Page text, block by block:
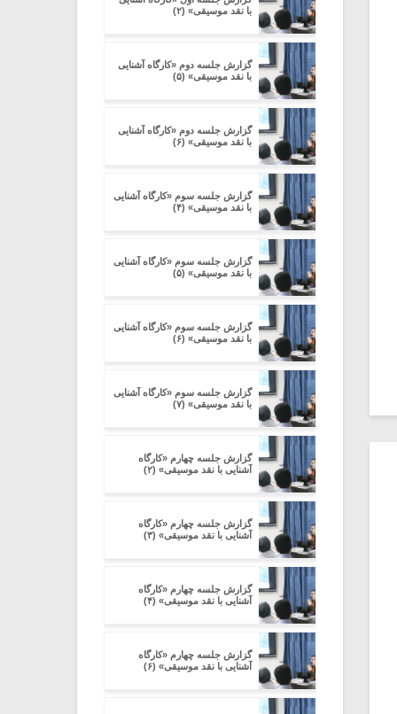
با نقد موسیقی» (۲)
گزارش جلسه دوم «کارگاه آشنایی
با نقد موسیقی» (۵)
گزارش جلسه دوم «کارگاه آشنایی
با نقد موسیقی» (۶)
گزارش جلسه سوم «کارگاه آشنایی
با نقد موسیقی» (۴)
گزارش جلسه سوم «کارگاه آشنایی
با نقد موسیقی» (۵)
گزارش جلسه سوم «کارگاه آشنایی
با نقد موسیقی» (۶)
گزارش جلسه سوم «کارگاه آشنایی
با نقد موسیقی» (۷)
گزارش جلسه چهارم «کارگاه
آشنایی با نقد موسیقی» (۲)
گزارش جلسه چهارم «کارگاه
آشنایی با نقد موسیقی» (۳)
گزارش جلسه چهارم «کارگاه
آشنایی با نقد موسیقی» (۴)
گزارش جلسه چهارم «کارگاه
آشنایی با نقد موسیقی» (۶)